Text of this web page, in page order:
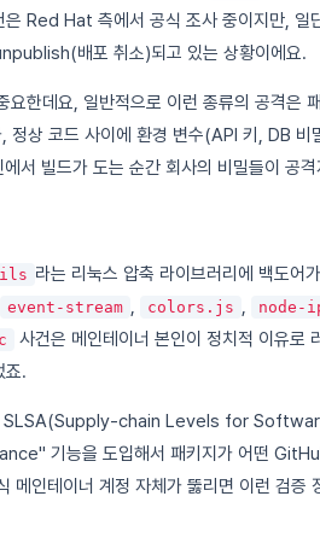
Red Hat 측에서 공식 조사 중이지만, 일
배포 취소)되고 있는 상황이에요.
한데요, 일반적으로 이런 종류의 공격은
정상 코드 사이에 환경 변수(API 키, DB 비
서 빌드가 도는 순간 회사의 비밀들이 공
라는 리눅스 압축 라이브러리에 백도어
event-stream colors.js node-
사건은 메인테이너 본인이 정치적 이유로
죠.
SLSA(Supply-chain Levels for
기능을 도입해서 패키지가 어떤
메인테이너 계정 자체가 뚫리면 이런 검증